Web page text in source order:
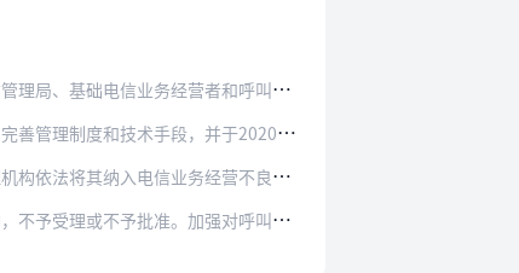
呼叫中心业务经营者要从讲政治的高度，…
段，并于2020年7月30日前整改到位。20…
不良和失信名单，从严审查其新增开通电…
呼叫中心业务相关经营行为的监督检查，…